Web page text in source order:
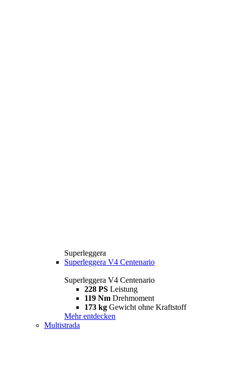
Superleggera
Superleggera V4 Centenario
Superleggera V4 Centenario
228 PS Leistung
119 Nm Drehmoment
173 kg Gewicht ohne Kraftstoff
Mehr entdecken
Multistrada